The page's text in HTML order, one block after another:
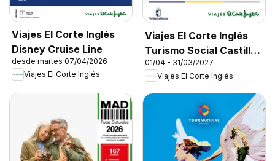
Viajes El Corte Inglés
Disney Cruise Line
desde martes 07/04/2026
Viajes El Corte Inglés
Viajes El Corte Inglés
Turismo Social Castilla
La Mancha
01/04 - 31/03/2027
Viajes El Corte Inglés